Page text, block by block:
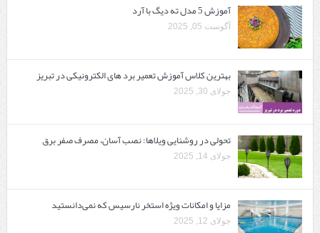
آموزش 5 مدل ته دیگ با آرد
آگوست 05, 2025
بهترین کلاس آموزش تعمیر برد های الکترونیکی در تبریز
جولای 30, 2025
تحولی در روشنایی ویلاها: نصب آسان، مصرف صفر برق
جولای 14, 2025
مزایا و امکانات ویژه استخر نارسیس که نمی‌دانستید
جولای 12, 2025